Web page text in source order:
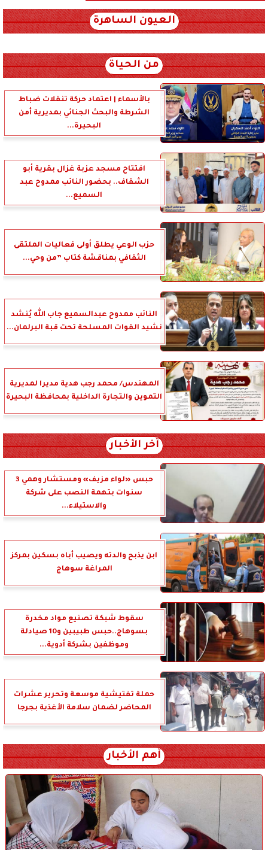
العيون الساهرة
من الحياة
بالأسماء | اعتماد حركة تنقلات ضباط
الشرطة والبحث الجنائي بمديرية أمن
البحيرة...
افتتاح مسجد عزبة غزال بقرية أبو
الشقاف.. بحضور النائب ممدوح عبد
السميع...
حزب الوعي يطلق أولى فعاليات الملتقى
الثقافي بمناقشة كتاب ”من وحي...
النائب ممدوح عبدالسميع جاب الله يُنشد
نشيد القوات المسلحة تحت قبة البرلمان...
المهندس/ محمد رجب هدية مديرا لمديرية
التموين والتجارة الداخلية بمحافظة البحيرة
آخر الأخبار
حبس «لواء مزيف» ومستشار وهمي 3
سنوات بتهمة النصب على شركة
والاستيلاء...
ابن يذبح والدته ويصيب أباه بسكين بمركز
المراغة سوهاج
سقوط شبكة تصنيع مواد مخدرة
بسوهاج..حبس طبيبين و10 صيادلة
وموظفين بشركة أدوية...
حملة تفتيشية موسعة وتحرير عشرات
المحاضر لضمان سلامة الأغذية بجرجا
أهم الأخبار